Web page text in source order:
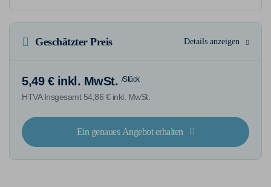
Geschätzter Preis Details anzeigen
5,49 € inkl. MwSt. /Stück
HTVA Insgesamt 54,86 € inkl. MwSt.
Ein genaues Angebot erhalten